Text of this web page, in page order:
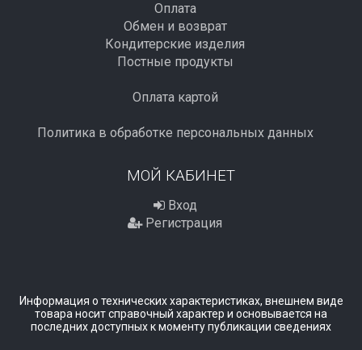
Оплата
Обмен и возврат
Кондитерские изделия
Постные продукты
Оплата картой
Политика в обработке персональных данных
МОЙ КАБИНЕТ
Вход
Регистрация
Информация о технических характеристиках, внешнем виде
товара носит справочный характер и основывается на
последних доступных к моменту публикации сведениях